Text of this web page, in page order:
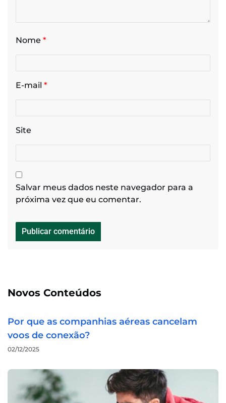
Nome *
E-mail *
Site
Salvar meus dados neste navegador para a
próxima vez que eu comentar.
Novos Conteúdos
Por que as companhias aéreas cancelam
voos de conexão?
02/12/2025